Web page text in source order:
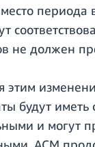
не должен
этим
будут
и могут